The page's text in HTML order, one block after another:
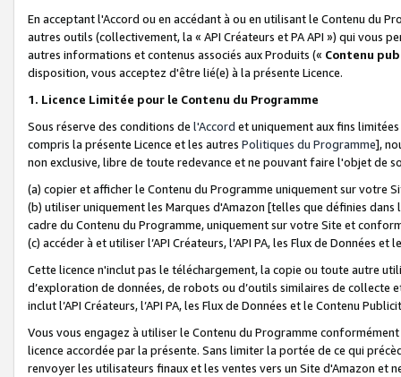
En acceptant l'Accord ou en accédant à ou en utilisant le Contenu du
autres outils (collectivement, la « API Créateurs et PA API ») qui vous
autres informations et contenus associés aux Produits (« Contenu
disposition, vous acceptez d'être lié(e) à la présente Licence.
1. Licence Limitée pour le Contenu du Programme
Sous réserve des conditions de l'Accord et uniquement aux fins
compris la présente Licence et les autres Politiques du Programme],
non exclusive, libre de toute redevance et ne pouvant faire l'objet de
(a) copier et afficher le Contenu du Programme uniquement sur votre
(b) utiliser uniquement les Marques d'Amazon [telles que définies dans
cadre du Contenu du Programme, uniquement sur votre Site et
(c) accéder à et utiliser l’API Créateurs, l’API PA, les Flux de Données
Cette licence n'inclut pas le téléchargement, la copie ou toute autre
d’exploration de données, de robots ou d’outils similaires de
inclut l’API Créateurs, l’API PA, les Flux de Données et le Contenu
Vous vous engagez à utiliser le Contenu du Programme
licence accordée par la présente. Sans limiter la portée de ce qui
renvoyer les utilisateurs finaux et les ventes vers un Site d'Amazon et